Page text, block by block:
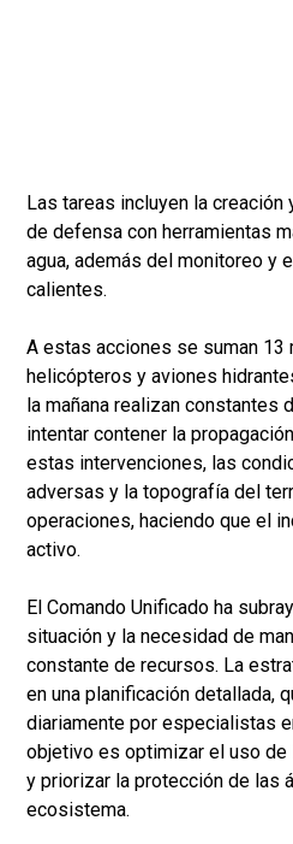
Las tareas incluyen la
de defensa con herramientas
agua, además del monitoreo y
calientes.
A estas acciones se suman 13
helicópteros y aviones
la mañana realizan constantes
intentar contener la
estas intervenciones, las
adversas y la topografía del
operaciones, haciendo que el
activo.
El Comando Unificado ha
situación y la necesidad de
constante de recursos. La
en una planificación detallada,
diariamente por especialistas
objetivo es optimizar el uso
y priorizar la protección de las
ecosistema.